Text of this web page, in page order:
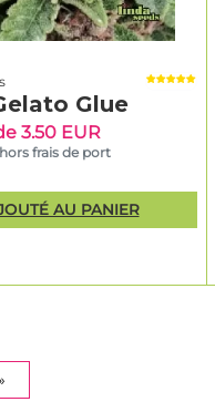
et
rend
en fin de
Glue
3.50 EUR
frais de port
AU PANIER